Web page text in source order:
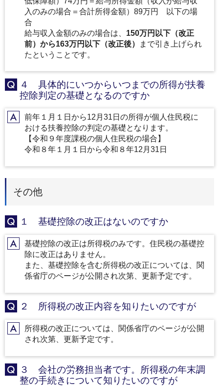
入のみの場合＝合計所得金額）89万円 以下の場
合
給与収入金額のみの場合は、 150万円以下（改正
前）から163万円以下（改正後）
まで引き上げられ
たということです。
Q
４ 具体的にいつからいつまでの所得が扶養
控除判定の基礎となるのですか
A前年１月１日から12月31日の所得が個人住民税に
おける扶養控除の判定の基礎となります。
【令和９年度課税の個人住民税の場合】
令和８年１月１日から令和８年12月31日
その他
Q １ 基礎控除の改正はないのですか
A基礎控除の改正は所得税のみです。住民税の基礎控
除に改正はありません。
また、基礎控除を含む所得税の改正については、関
係省庁のページが公開され次第、更新予定です。
Q ２ 所得税の改正内容を知りたいのですが
A所得税の改正については、関係省庁のページが公開
され次第、更新予定です。
Q
３ 会社の労務担当者です。所得税の年末調
整の手続きについて知りたいのですが